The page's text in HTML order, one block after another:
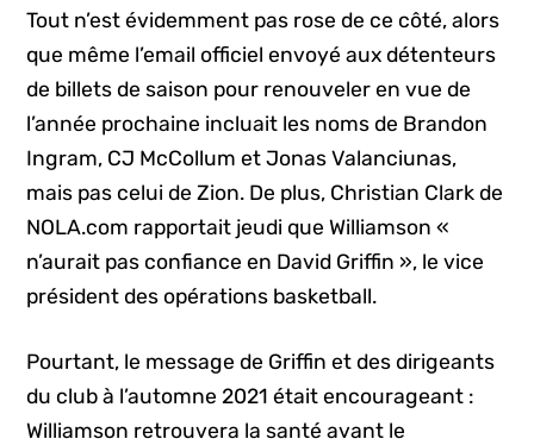
Tout n’est évidemment pas rose de ce côté, alors
que même l’email officiel envoyé aux détenteurs
de billets de saison pour renouveler en vue de
l’année prochaine incluait les noms de Brandon
Ingram, CJ McCollum et Jonas Valanciunas,
mais pas celui de Zion. De plus, Christian Clark de
NOLA.com rapportait jeudi que Williamson «
n’aurait pas confiance en David Griffin », le vice
président des opérations basketball.
Pourtant, le message de Griffin et des dirigeants
du club à l’automne 2021 était encourageant :
Williamson retrouvera la santé avant le